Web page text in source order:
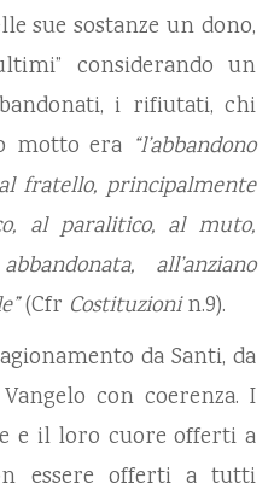
sue sostanze un dono,
considerando un
i rifiutati, chi
motto era “l’abbandono
fratello, principalmente
al paralitico, al muto,
all’anziano
(Cfr Costituzionin.9).
da Santi, da
con coerenza. I
e il loro cuore offerti a
essere offerti a tutti